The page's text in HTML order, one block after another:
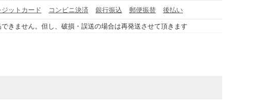
ジットカード コンビニ決済 銀行振込 郵便振替
後払い
きません。但し、破損・誤送の場合は再発送させて頂きます